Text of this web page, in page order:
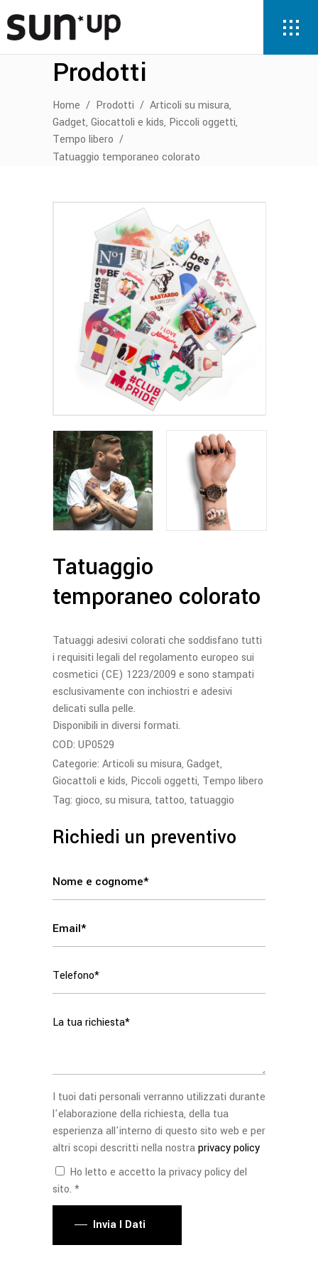
Prodotti
Home / Prodotti / Articoli su misura,
Gadget, Giocattoli e kids, Piccoli oggetti,
Tempo libero /
Tatuaggio temporaneo colorato
Tatuaggio
temporaneo colorato
Tatuaggi adesivi colorati che soddisfano tutti
i requisiti legali del regolamento europeo sui
cosmetici (CE) 1223/2009 e sono stampati
esclusivamente con inchiostri e adesivi
delicati sulla pelle.
Disponibili in diversi formati.
COD: UP0529
Categorie: Articoli su misura, Gadget,
Giocattoli e kids, Piccoli oggetti, Tempo libero
Tag: gioco, su misura, tattoo, tatuaggio
Richiedi un preventivo
I tuoi dati personali verranno utilizzati durante
l'elaborazione della richiesta, della tua
esperienza all'interno di questo sito web e per
altri scopi descritti nella nostraprivacy policy
Ho letto e accetto la privacy policy del
sito. *
Invia I Dati